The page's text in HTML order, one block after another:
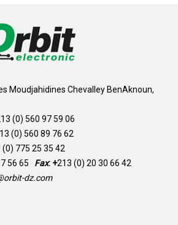
Moudjahidines Chevalley BenAknoun,
(0) 560 97 59 06
(0) 560 89 76 62
775 25 35 42
56 65 Fax: +213 (0) 20 30 66 42
dz.com